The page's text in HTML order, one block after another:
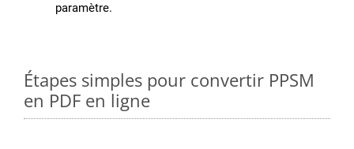
paramètre.
Étapes simples pour convertir PPSM
en PDF en ligne